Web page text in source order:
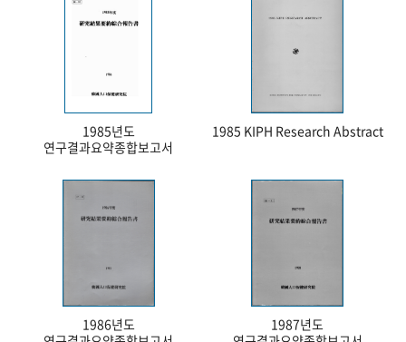
1985년도
연구결과요약종합보고서
1985 KIPH Research Abstract
1986년도
1987년도